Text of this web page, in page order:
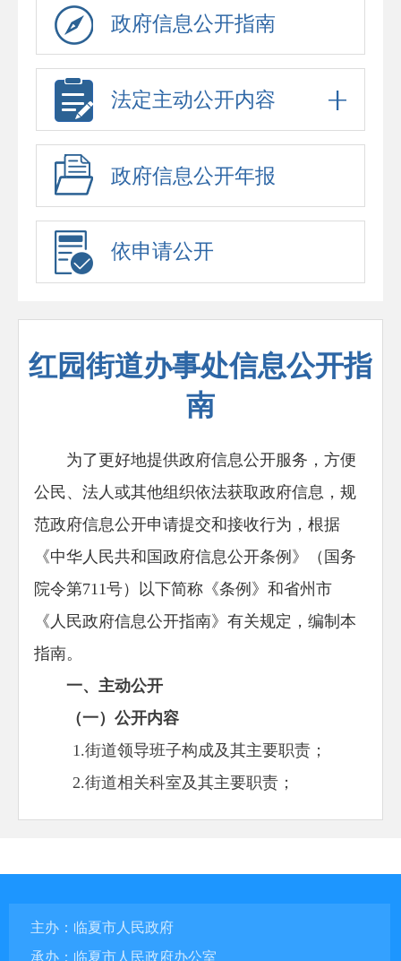
政府信息公开指南
法定主动公开内容
政府信息公开年报
依申请公开
红园街道办事处信息公开指
南
为了更好地提供政府信息公开服务，方便
公民、法人或其他组织依法获取政府信息，规
范政府信息公开申请提交和接收行为，根据
《中华人民共和国政府信息公开条例》（国务
院令第711号）以下简称《条例》和省州市
《人民政府信息公开指南》有关规定，编制本
指南。
一、主动公开
（一）公开内容
1.街道领导班子构成及其主要职责；
2.街道相关科室及其主要职责；
3.政府行政规章及规范性文件；
据；
主办：临夏市人民政府
承办：临夏市人民政府办公室